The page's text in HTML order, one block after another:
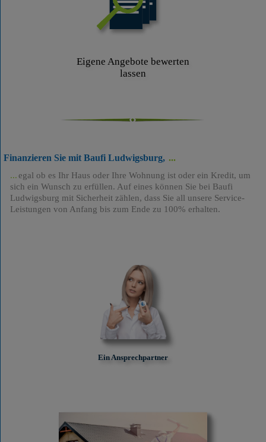
Eigene Angebote bewerten
lassen
Finanzieren Sie mit Baufi Ludwigsburg,
egal ob es Ihr Haus oder Ihre Wohnung ist oder ein Kredit, um
sich ein Wunsch zu erfüllen. Auf eines können Sie bei Baufi
Ludwigsburg mit Sicherheit zählen, dass Sie all unsere Service-
Leistungen von Anfang bis zum Ende zu 100% erhalten.
Ein Ansprechpartner